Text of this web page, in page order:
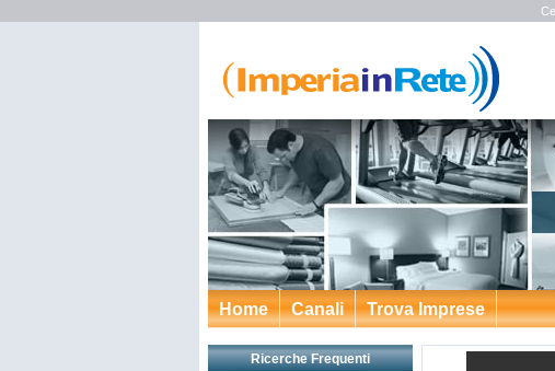
Home Canali Trova Imprese
Ricerche Frequenti